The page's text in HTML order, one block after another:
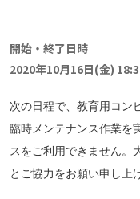
開始・終了日時
2020年10月16日(金)
次の日程で、教育用コン
臨時メンテナンス作業を
スをご利用できません。
とご協力をお願い申し上